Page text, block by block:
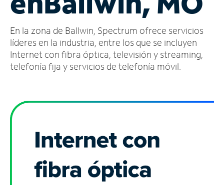
cuenta
Encuentra
una
tienda
En la zona de Ballwin, Spectrum ofrece servicios
líderes en la industria, entre los que se incluyen
Internet con fibra óptica, televisión y streaming,
telefonía fija y servicios de telefonía móvil.